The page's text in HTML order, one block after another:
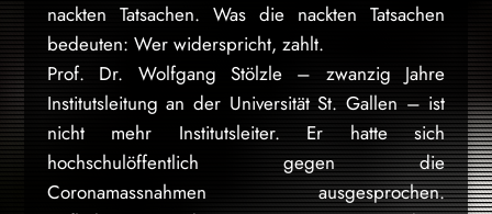
nackten Tatsachen. Was die nackten Tatsachen
bedeuten: Wer widerspricht, zahlt.
Prof. Dr. Wolfgang Stölzle – zwanzig Jahre
Institutsleitung an der Universität St. Gallen – ist
nicht mehr Institutsleiter. Er hatte sich
hochschulöffentlich gegen die
Coronamassnahmen ausgesprochen.